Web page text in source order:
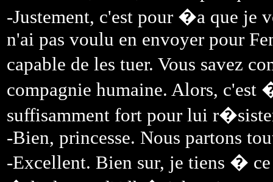
-Justement, c'est pour �a que je
n'ai pas voulu en envoyer pour
capable de les tuer. Vous savez
compagnie humaine. Alors,
suffisamment fort pour lui
-Bien, princesse. Nous partons
-Excellent. Bien sur, je tiens �